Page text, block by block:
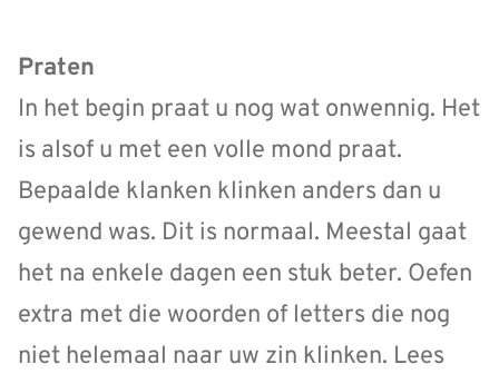
Praten
In het begin praat u nog wat onwennig. Het
is alsof u met een volle mond praat.
Bepaalde klanken klinken anders dan u
gewend was. Dit is normaal. Meestal gaat
het na enkele dagen een stuk beter. Oefen
extra met die woorden of letters die nog
niet helemaal naar uw zin klinken. Lees